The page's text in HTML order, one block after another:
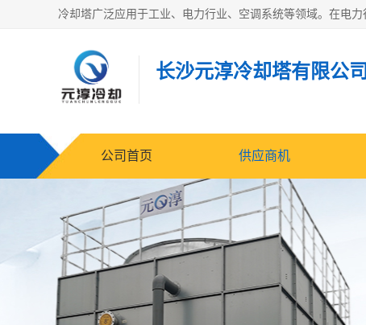
长沙元淳冷却塔有限公司
公司首页 供应商机